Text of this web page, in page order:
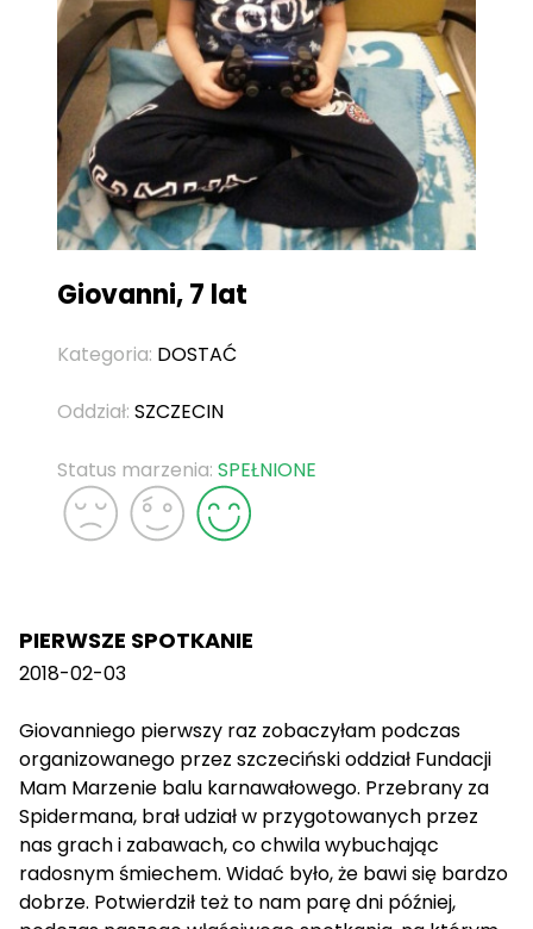
Giovanni, 7 lat
Kategoria: DOSTAĆ
Oddział: SZCZECIN
Status marzenia: SPEŁNIONE
PIERWSZE SPOTKANIE
2018-02-03
Giovanniego pierwszy raz zobaczyłam podczas
organizowanego przez szczeciński oddział Fundacji
Mam Marzenie balu karnawałowego. Przebrany za
Spidermana, brał udział w przygotowanych przez
nas grach i zabawach, co chwila wybuchając
radosnym śmiechem. Widać było, że bawi się bardzo
dobrze. Potwierdził też to nam parę dni później,